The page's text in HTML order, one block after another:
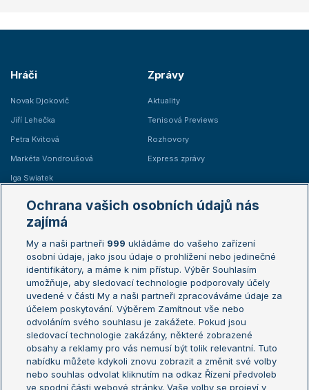
Hráči
Novak Djokovič
Jiří Lehečka
Petra Kvitová
Markéta Vondroušová
Iga Swiatek
Zprávy
Aktuality
Tenisová Previews
Rozhovory
Express zprávy
Žebříčky
Žebříček ATP (muži)
Žebříček WTA (ženy)
Sázkařský žebříček
Australian Open
French Open
Wimbledon
US Open
Turnaj mistrů
Turnaj mistryň
Aktualní trendy
Fotbalové přestupy
Ochrana vašich osobních údajů nás
zajímá
My a naši partneři 999 ukládáme do vašeho zařízení
osobní údaje, jako jsou údaje o prohlížení nebo jedinečné
identifikátory, a máme k nim přístup. Výběr Souhlasím
umožňuje, aby sledovací technologie podporovaly účely
uvedené v části My a naši partneři zpracováváme údaje za
účelem poskytování. Výběrem Zamítnout vše nebo
odvoláním svého souhlasu je zakážete. Pokud jsou
sledovací technologie zakázány, některé zobrazené
obsahy a reklamy pro vás nemusí být tolik relevantní. Tuto
nabídku můžete kdykoli znovu zobrazit a změnit své volby
nebo souhlas odvolat kliknutím na odkaz Řízení předvoleb
ve spodní části webové stránky. Vaše volby se projeví v